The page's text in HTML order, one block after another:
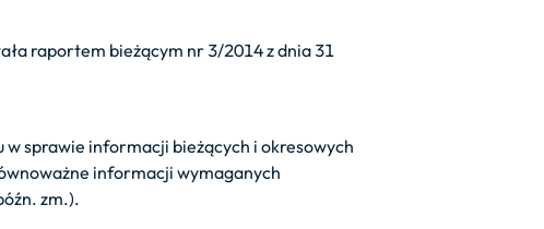
raportem bieżącym nr 3/2014 z dnia 31
w sprawie informacji bieżących i okresowych
informacji wymaganych
zm.).